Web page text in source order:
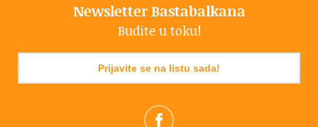
Newsletter Bastabalkana
Budite u toku!
Prijavite se na listu sada!